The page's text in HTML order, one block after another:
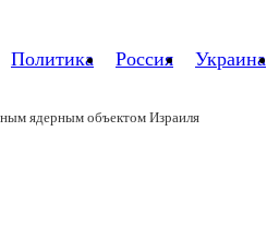
Политика Россия Украина
ядерным объектом Израиля